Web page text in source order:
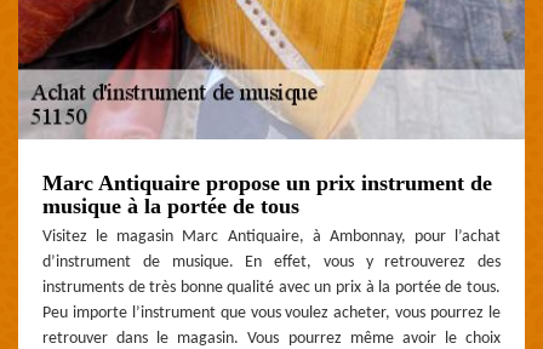
Marc Antiquaire propose un prix instrument de
musique à la portée de tous
Visitez le magasin Marc Antiquaire, à Ambonnay, pour l’achat
d’instrument de musique. En effet, vous y retrouverez des
instruments de très bonne qualité avec un prix à la portée de tous.
Peu importe l’instrument que vous voulez acheter, vous pourrez le
retrouver dans le magasin. Vous pourrez même avoir le choix